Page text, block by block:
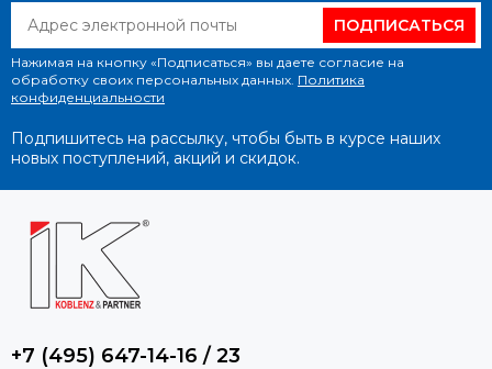
ПОДПИСАТЬСЯ
Нажимая на кнопку «Подписаться» вы даете согласие на
обработку своих персональных данных. Политика
конфиденциальности
Подпишитесь на рассылку, чтобы быть в курсе наших
новых поступлений, акций и скидок.
+7 (495) 647-14-16 / 23